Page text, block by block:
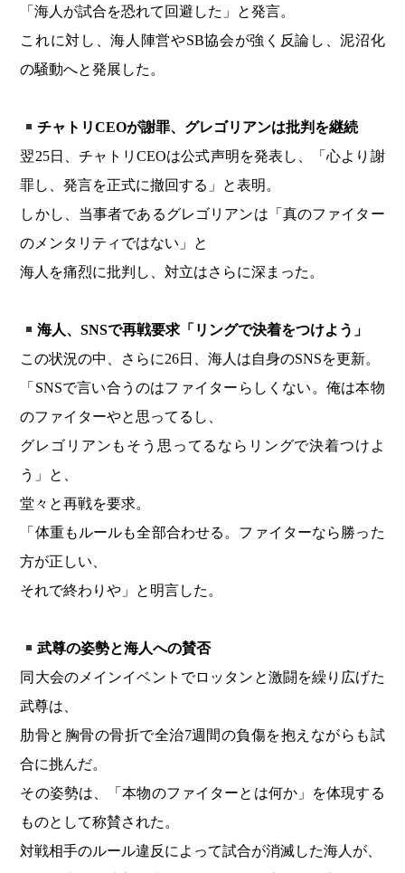
「海人が試合を恐れて回避した」と発言。
これに対し、海人陣営やSB協会が強く反論し、泥沼化
の騒動へと発展した。
チャトリCEOが謝罪、グレゴリアンは批判を継続
翌25日、チャトリCEOは公式声明を発表し、「心より謝
罪し、発言を正式に撤回する」と表明。
しかし、当事者であるグレゴリアンは「真のファイター
のメンタリティではない」と
海人を痛烈に批判し、対立はさらに深まった。
海人、SNSで再戦要求「リングで決着をつけよう」
この状況の中、さらに26日、海人は自身のSNSを更新。
「SNSで言い合うのはファイターらしくない。俺は本物
のファイターやと思ってるし、
グレゴリアンもそう思ってるならリングで決着つけよ
う」と、
堂々と再戦を要求。
「体重もルールも全部合わせる。ファイターなら勝った
方が正しい、
それで終わりや」と明言した。
武尊の姿勢と海人への賛否
同大会のメインイベントでロッタンと激闘を繰り広げた
武尊は、
肋骨と胸骨の骨折で全治7週間の負傷を抱えながらも試
合に挑んだ。
その姿勢は、「本物のファイターとは何か」を体現する
ものとして称賛された。
対戦相手のルール違反によって試合が消滅した海人が、